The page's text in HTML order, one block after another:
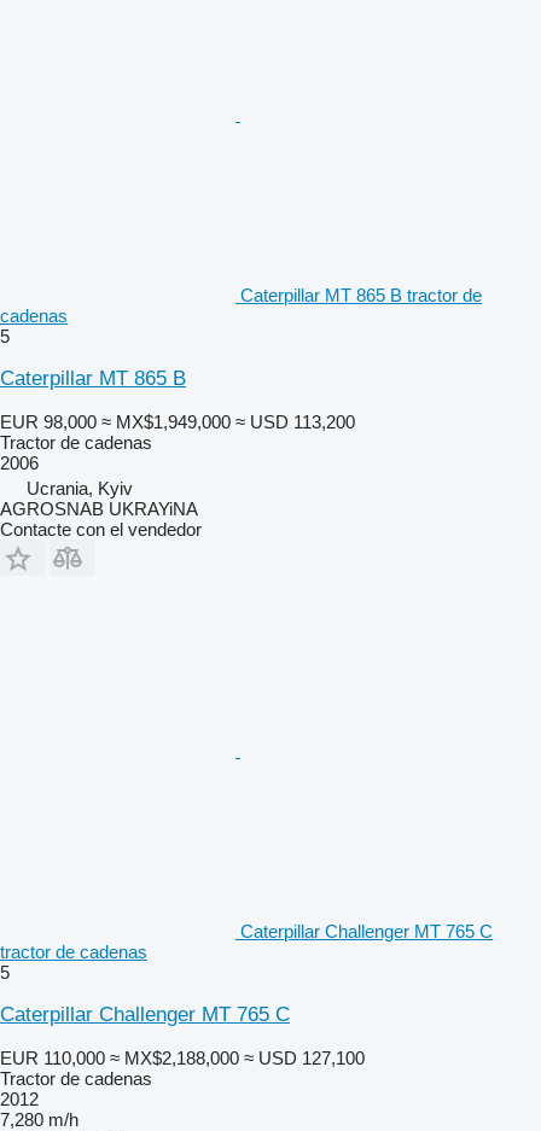
Caterpillar MT 865 B tractor de
cadenas
5
Caterpillar MT 865 B
EUR 98,000 ≈ MX$1,949,000 ≈ USD 113,200
Tractor de cadenas
2006
Ucrania, Kyiv
AGROSNAB UKRAYiNA
Contacte con el vendedor
Caterpillar Challenger MT 765 C
tractor de cadenas
5
Caterpillar Challenger MT 765 C
EUR 110,000 ≈ MX$2,188,000 ≈ USD 127,100
Tractor de cadenas
2012
7,280 m/h